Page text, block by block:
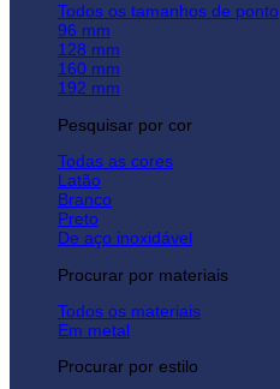
Todos os tamanhos de ponto
96 mm
128 mm
160 mm
192 mm
Pesquisar por cor
Todas as cores
Latão
Branco
Preto
De aço inoxidável
Procurar por materiais
Todos os materiais
Em metal
Procurar por estilo